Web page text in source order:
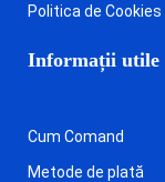
Politica de Cookies
Informații utile
Cum Comand
Metode de plată